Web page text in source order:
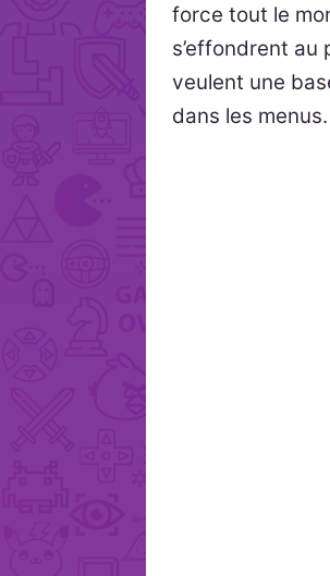
force tout le
s’effondrent au
veulent une
dans les menus.